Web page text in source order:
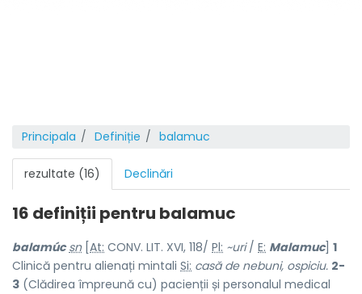
Principala Definiție balamuc
rezultate (16) Declinări
16 definiții pentru balamuc
balamúc sn[ At: CONV. LIT. XVI, 118/ Pl: ~uri/ E: Malamuc] 1
Clinică pentru alienați mintali Si: casă de nebuni, ospiciu. 2-
3 (Clădirea împreună cu) pacienții și personalul medical